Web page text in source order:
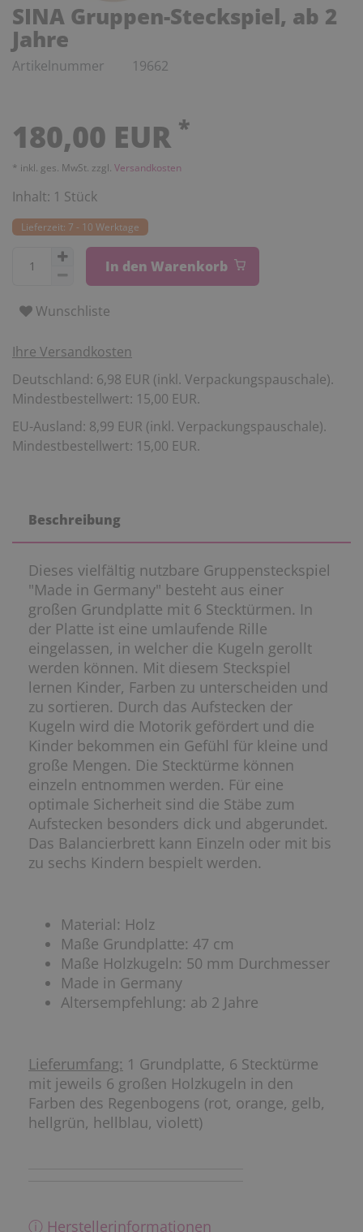
SINA Gruppen-Steckspiel, ab 2
Jahre
Artikelnummer 19662
180,00 EUR *
* inkl. ges. MwSt. zzgl. Versandkosten
Inhalt: 1 Stück
Lieferzeit: 7 - 10 Werktage
In den Warenkorb
Wunschliste
Ihre Versandkosten
Deutschland: 6,98 EUR (inkl. Verpackungspauschale).
Mindestbestellwert: 15,00 EUR.
EU-Ausland: 8,99 EUR (inkl. Verpackungspauschale).
Mindestbestellwert: 15,00 EUR.
Beschreibung
Dieses vielfältig nutzbare Gruppensteckspiel
"Made in Germany" besteht aus einer
großen Grundplatte mit 6 Stecktürmen. In
der Platte ist eine umlaufende Rille
eingelassen, in welcher die Kugeln gerollt
werden können. Mit diesem Steckspiel
lernen Kinder, Farben zu unterscheiden und
zu sortieren. Durch das Aufstecken der
Kugeln wird die Motorik gefördert und die
Kinder bekommen ein Gefühl für kleine und
große Mengen. Die Stecktürme können
einzeln entnommen werden. Für eine
optimale Sicherheit sind die Stäbe zum
Aufstecken besonders dick und abgerundet.
Das Balancierbrett kann Einzeln oder mit bis
zu sechs Kindern bespielt werden.
Material: Holz
Maße Grundplatte: 47 cm
Maße Holzkugeln: 50 mm Durchmesser
Made in Germany
Altersempfehlung: ab 2 Jahre
Lieferumfang: 1 Grundplatte, 6 Stecktürme
mit jeweils 6 großen Holzkugeln in den
Farben des Regenbogens (rot, orange, gelb,
hellgrün, hellblau, violett)
ⓘ Herstellerinformationen